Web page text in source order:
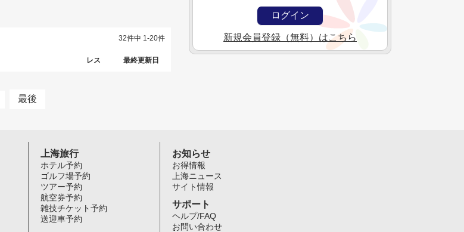
32件中 1-20件
レス 最終更新日
最後
ログイン
新規会員登録（無料）はこちら
上海旅行
ホテル予約
ゴルフ場予約
ツアー予約
航空券予約
雑技チケット予約
送迎車予約
お知らせ
お得情報
上海ニュース
サイト情報
サポート
ヘルプ/FAQ
お問い合わせ